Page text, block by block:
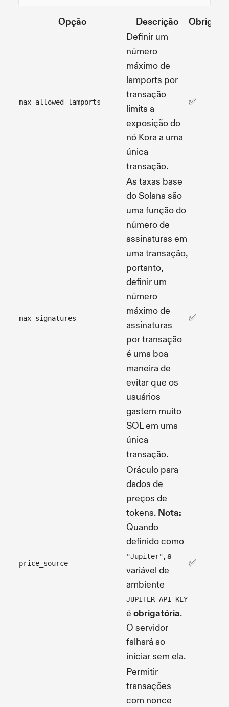
Opção Descrição
max_allowed_lamports
Definir um
número
máximo de
lamports por
transação
limita a
exposição do
nó Kora a uma
única
transação.
✅
max_signatures
As taxas base
do Solana são
uma função do
número de
assinaturas em
uma transação,
portanto,
definir um
número
máximo de
assinaturas
por transação
é uma boa
maneira de
evitar que os
usuários
gastem muito
SOL em uma
única
transação.
✅
price_source
Oráculo para
dados de
preços de
tokens. Nota:
Quando
definido como
"Jupiter", a
variável de
ambiente
JUPITER_API_KEY
é obrigatória.
O servidor
falhará ao
iniciar sem ela.
✅
Permitir
transações
com nonce